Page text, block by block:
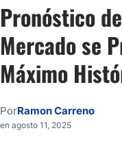
Pueden Seguir Moviendo
Pronóstico
Mercado se
Máximo
PorRamon Carreno
en agosto 11, 2025